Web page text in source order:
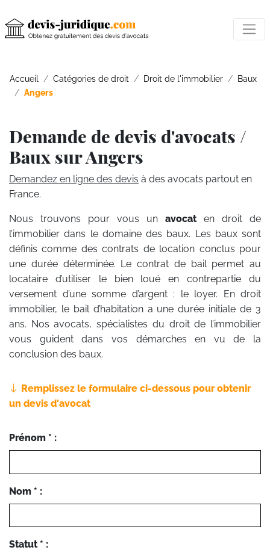
Accueil Catégories de droit Droit de l'immobilier
Baux
Angers
Demande de devis d'avocats /
Baux sur Angers
Demandez en ligne des devis à des avocats partout en
France.
Nous trouvons pour vous un avocat en droit de
l’immobilier dans le domaine des baux. Les baux sont
définis comme des contrats de location conclus pour
une durée déterminée. Le contrat de bail permet au
locataire d’utiliser le bien loué en contrepartie du
versement d’une somme d’argent : le loyer. En droit
immobilier, le bail d’habitation a une durée initiale de 3
ans. Nos avocats, spécialistes du droit de l’immobilier
vous guident dans vos démarches en vu de la
conclusion des baux.
Remplissez le formulaire ci-dessous pour obtenir
un devis d'avocat
Prénom * :
Nom * :
Statut * :